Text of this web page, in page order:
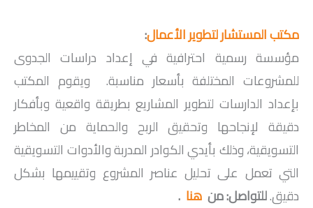
مكتب المستشار لتطوير الأعمال:
مؤسسة رسمية احترافية في إعداد دراسات الجدوى
للمشروعات المختلفة بأسعار مناسبة. ويقوم المكتب
بإعداد الدارسات لتطوير المشاريع بطريقة واقعية وبأفكار
دقيقة لإنجاحها وتحقيق الربح والحماية من المخاطر
التسويقية، وذلك بأيدي الكوادر المدربة والأدوات التسويقية
التي تعمل على تحليل عناصر المشروع وتقييمها بشكل
دقيق.للتواصل: من هنا .